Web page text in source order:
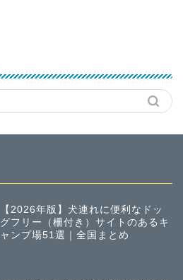
【2026年版】犬連れに便利なドッ
グフリー（柵付き）サイトのあるキ
ャンプ場51選｜全国まとめ